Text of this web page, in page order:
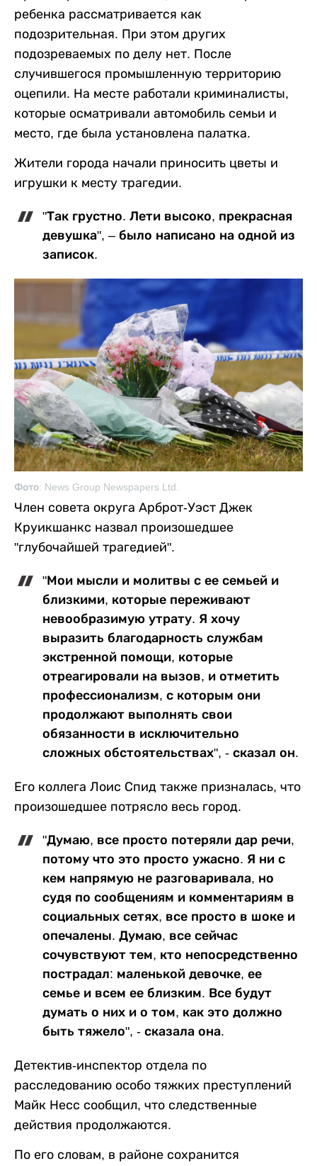
ребенка рассматривается как
подозрительная. При этом других
подозреваемых по делу нет. После
случившегося промышленную территорию
оцепили. На месте работали криминалисты,
которые осматривали автомобиль семьи и
место, где была установлена палатка.
Жители города начали приносить цветы и
игрушки к месту трагедии.
"Так грустно. Лети высоко, прекрасная
девушка", – было написано на одной из
записок.
Фото: News Group Newspapers Ltd.
Член совета округа Арброт-Уэст Джек
Круикшанкс назвал произошедшее
"глубочайшей трагедией".
"Мои мысли и молитвы с ее семьей и
близкими, которые переживают
невообразимую утрату. Я хочу
выразить благодарность службам
экстренной помощи, которые
отреагировали на вызов, и отметить
профессионализм, с которым они
продолжают выполнять свои
обязанности в исключительно
сложных обстоятельствах", - сказал он.
Его коллега Лоис Спид также призналась, что
произошедшее потрясло весь город.
"Думаю, все просто потеряли дар речи,
потому что это просто ужасно. Я ни с
кем напрямую не разговаривала, но
судя по сообщениям и комментариям в
социальных сетях, все просто в шоке и
опечалены. Думаю, все сейчас
сочувствуют тем, кто непосредственно
пострадал: маленькой девочке, ее
семье и всем ее близким. Все будут
думать о них и о том, как это должно
быть тяжело", - сказала она.
Детектив-инспектор отдела по
расследованию особо тяжких преступлений
Майк Несс сообщил, что следственные
действия продолжаются.
По его словам, в районе сохранится